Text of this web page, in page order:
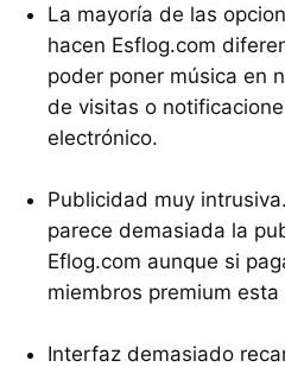
La mayoría de las
hacen Esflog.com
poder poner música en
de visitas o
electrónico.
Publicidad muy
parece demasiada la
Eflog.com aunque si
miembros premium
Interfaz demasiado